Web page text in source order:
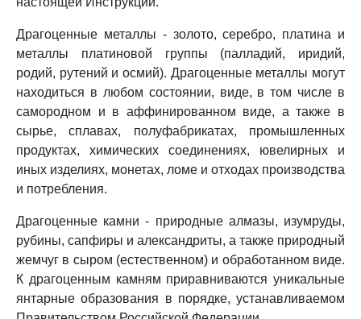
Драгоценные металлы - золото, серебро, платина и
металлы платиновой группы (палладий, иридий,
родий, рутений и осмий). Драгоценные металлы могут
находиться в любом состоянии, виде, в том числе в
самородном и в аффинированном виде, а также в
сырье, сплавах, полуфабрикатах, промышленных
продуктах, химических соединениях, ювелирных и
иных изделиях, монетах, ломе и отходах производства
и потребления.
Драгоценные камни - природные алмазы, изумруды,
рубины, сапфиры и александриты, а также природный
жемчуг в сыром (естественном) и обработанном виде.
К драгоценным камням приравниваются уникальные
янтарные образования в порядке, устанавливаемом